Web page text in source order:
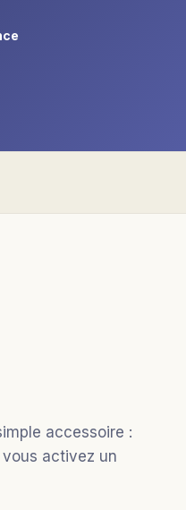
accessoire :
vous activez un